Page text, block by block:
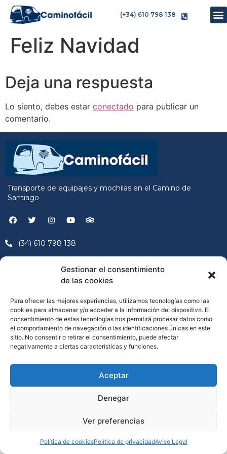
Gestionar el consentimiento
de las cookies
Para ofrecer las mejores experiencias, utilizamos tecnologías como las
cookies para almacenar y/o acceder a la información del dispositivo. El
consentimiento de estas tecnologías nos permitirá procesar datos como
el comportamiento de navegación o las identificaciones únicas en este
sitio. No consentir o retirar el consentimiento, puede afectar
negativamente a ciertas características y funciones.
Aceptar
Denegar
Ver preferencias
Política de cookiesPolítica de privacidadAviso Legal
(+34) 610 798 138
Feliz Navidad
Deja una respuesta
Lo siento, debes estar conectado para publicar un
comentario.
Transporte de equipajes y mochilas en el Camino de
Santiago
(34) 610 798 138
contacto@caminofacil.net